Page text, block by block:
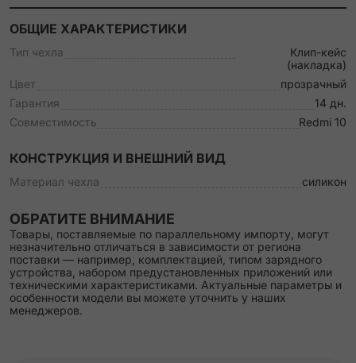
ОБЩИЕ ХАРАКТЕРИСТИКИ
Тип чехла
Клип-кейс
(накладка)
Цвет
прозрачный
Гарантия
14 дн.
Совместимость
Redmi 10
КОНСТРУКЦИЯ И ВНЕШНИЙ ВИД
Материал чехла силикон
ОБРАТИТЕ ВНИМАНИЕ
Товары, поставляемые по параллельному импорту, могут
незначительно отличаться в зависимости от региона
поставки — например, комплектацией, типом зарядного
устройства, набором предустановленных приложений или
техническими характеристиками. Актуальные параметры и
особенности модели вы можете уточнить у наших
менеджеров.